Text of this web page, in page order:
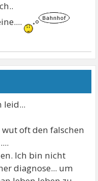
leid...
oft den falschen
Ich bin nicht
diagnose... um